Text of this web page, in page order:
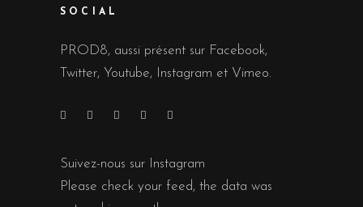
SOCIAL
PROD8, aussi présent sur Facebook,
Twitter, Youtube, Instagram et Vimeo.
Suivez-nous sur Instagram
Please check your feed, the data was